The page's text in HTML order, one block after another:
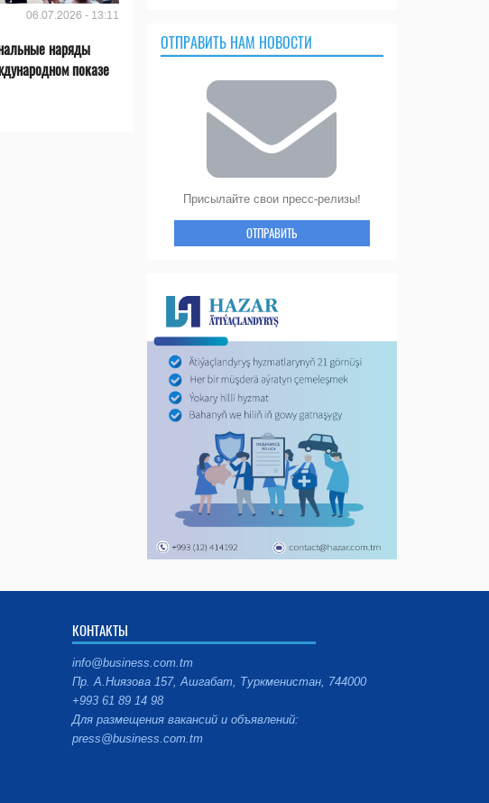
06.07.2026 - 13:11
наряды
показе
ОТПРАВИТЬ НАМ НОВОСТИ
Присылайте свои пресс-релизы!
ОТПРАВИТЬ
КОНТАКТЫ
info@business.com.tm
Пр. А.Ниязова 157, Ашгабат, Туркменистан, 744000
+993 61 89 14 98
Для размещения вакансий и объявлений:
press@business.com.tm